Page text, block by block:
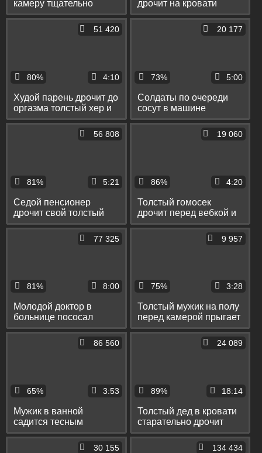
камеру тщательно
сосёт хер своего
строгого начальника
дрочит на кровати
длинный хер пасынка
80%
51 420
4:10
Худой парень дрочит до
оргазма толстый хер и
спускает сперму на пол
73%
20 177
5:00
Солдаты по очереди
сосут в машине
толстый пенис их
81%
56 808
5:21
Седой пенсионер
дрочит свой толстый
хер пылесосом и
спускает сперму на пол
86%
19 060
4:20
Толстый гомосек
дрочит перед вебкой и
переписывается со
81%
77 325
8:00
Молодой доктор в
больнице пососал
толстый хуй высокого
гея и подрочил ему
75%
9 957
3:28
Толстый мужик на полу
перед камерой прыгает
анусом на длинном
65%
86 560
3:53
Мужик в ванной
садится тесным
пердаком на бутылку и
толстый флакон
89%
24 089
18:14
Толстый дед в кровати
старательно дрочит
перед вебкой свой хуй
30 155 134 434